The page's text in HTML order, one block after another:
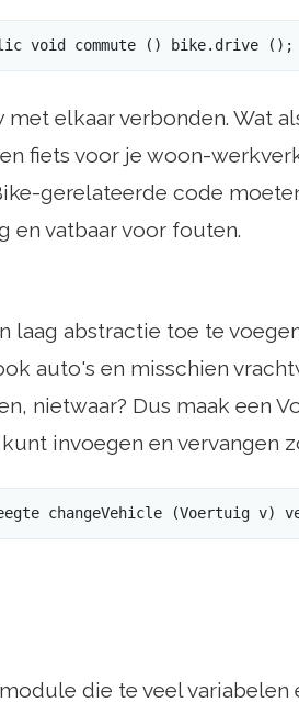
void commute () bike.drive ();
elkaar verbonden. Wat
fiets voor je woon-
gerelateerde code
en vatbaar voor fouten.
abstractie toe te
auto's en misschien
nietwaar? Dus maak een
invoegen en vervangen
leegte changeVehicle
die te veel variabelen